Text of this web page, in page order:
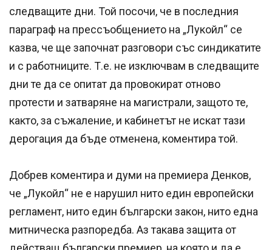
следващите дни. Той посочи, че в последния
параграф на прессъобщението на „Лукойл“ се
казва, че ще започнат разговори със синдикатите
и с работниците. Т.е. не изключвам в следващите
дни те да се опитат да провокират отново
протести и затваряне на магистрали, защото те,
както, за съжаление, и кабинетът не искат тази
дерогация да бъде отменена, коментира той.
Добрев коментира и думи на премиера Денков,
че „Лукойл“ не е нарушил нито един европейски
регламент, нито един български закон, нито една
митническа разпоредба. Аз такава защита от